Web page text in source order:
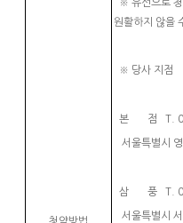
※ 유선으로 청
원활하지 않을
※ 당사 지점
본 점 T.
서울특별시
삼 풍 T.
서울특별시